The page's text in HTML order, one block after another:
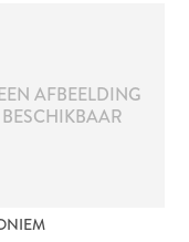
AFBEELDING
BESCHIKBAAR